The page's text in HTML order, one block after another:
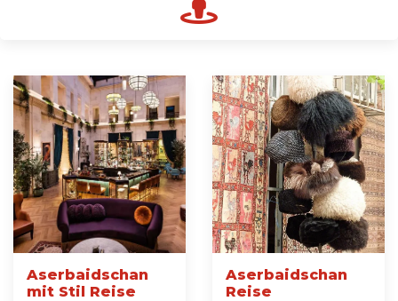
Aserbaidschan
mit Stil Reise
Aserbaidschan
Reise